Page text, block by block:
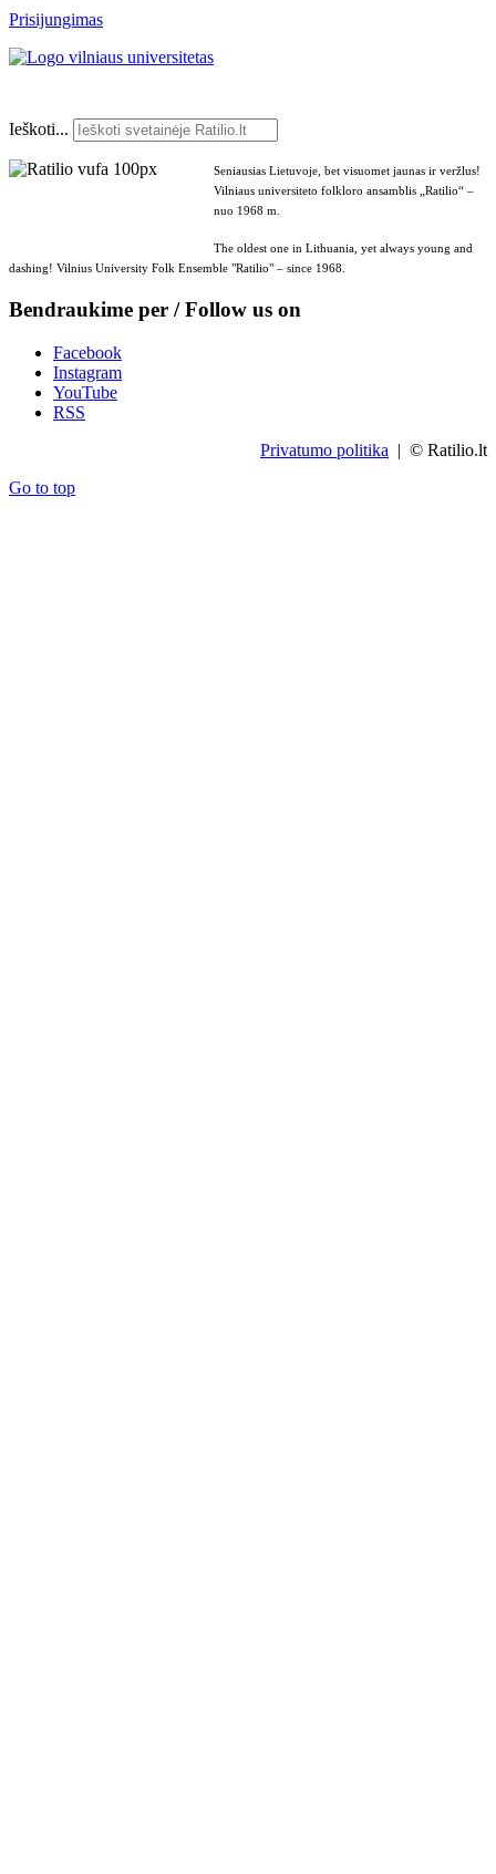
Prisijungimas
Ieškoti...
Seniausias Lietuvoje, bet visuomet jaunas ir veržlus!
Vilniaus universiteto folkloro ansamblis „Ratilio“ –
nuo 1968 m.
The oldest one in Lithuania, yet always young and
dashing! Vilnius University Folk Ensemble "Ratilio" – since 1968.
Bendraukime per / Follow us on
Facebook
Instagram
YouTube
RSS
Privatumo politika | © Ratilio.lt
Go to top